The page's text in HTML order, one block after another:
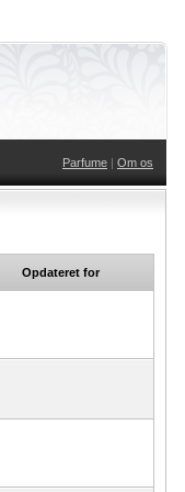
Parfume | Om os
Opdateret for